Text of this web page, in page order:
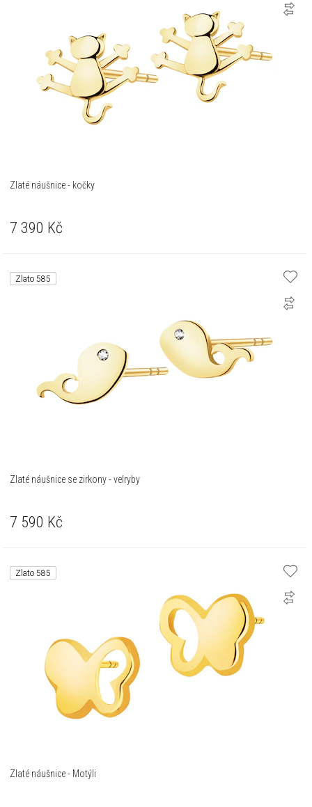
Zlaté náušnice - kočky
7 390 Kč
Zlato 585
Zlaté náušnice se zirkony - velryby
7 590 Kč
Zlato 585
Zlaté náušnice - Motýli